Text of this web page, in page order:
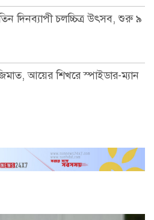
দিনব্যাপী চলচ্চিত্র উৎসব, শুরু ৯
আয়ের শিখরে স্পাইডার-ম্যান